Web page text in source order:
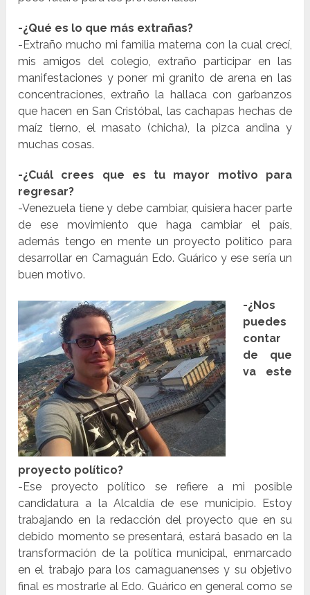
-¿Qué es lo que más extrañas?
-Extraño mucho mi familia materna con la cual crecí,
mis amigos del colegio, extraño participar en las
manifestaciones y poner mi granito de arena en las
concentraciones, extraño la hallaca con garbanzos
que hacen en San Cristóbal, las cachapas hechas de
maíz tierno, el masato (chicha), la pizca andina y
muchas cosas.
-¿Cuál crees que es tu mayor motivo para
regresar?
-Venezuela tiene y debe cambiar, quisiera hacer parte
de ese movimiento que haga cambiar el país,
además tengo en mente un proyecto político para
desarrollar en Camaguán Edo. Guárico y ese sería un
buen motivo.
-¿Nos
puedes
contar
de que
va este
proyecto político?
-Ese proyecto político se refiere a mi posible
candidatura a la Alcaldía de ese municipio. Estoy
trabajando en la redacción del proyecto que en su
debido momento se presentará, estará basado en la
transformación de la política municipal, enmarcado
en el trabajo para los camaguanenses y su objetivo
final es mostrarle al Edo. Guárico en general como se